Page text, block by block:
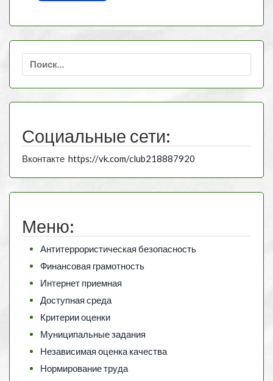
Социальные сети:
Вконтакте https://vk.com/club218887920
Меню:
Антитеррористическая безопасность
Финансовая грамотность
Интернет приемная
Доступная среда
Критерии оценки
Муниципальные задания
Независимая оценка качества
Нормирование труда